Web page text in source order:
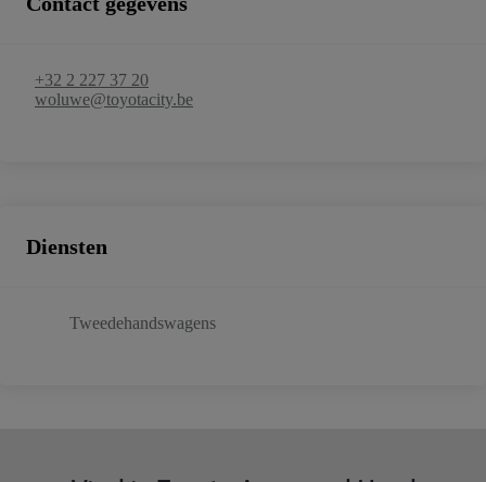
+32 2 227 37 20
woluwe@toyotacity.be
Diensten
Tweedehandswagens